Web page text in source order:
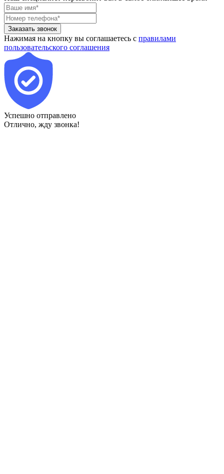
Заказать звонок
Нажимая на кнопку вы соглашаетесь с правилами
пользовательского соглашения
Успешно отправлено
Отлично, жду звонка!